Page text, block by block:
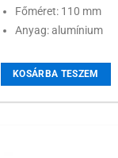
Főméret: 110 mm
Anyag: alumínium
KOSÁRBA TESZEM